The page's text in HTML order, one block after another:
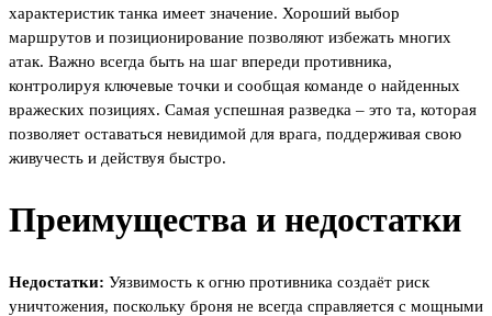
характеристик танка имеет значение. Хороший выбор
маршрутов и позиционирование позволяют избежать многих
атак. Важно всегда быть на шаг впереди противника,
контролируя ключевые точки и сообщая команде о найденных
вражеских позициях. Самая успешная разведка – это та, которая
позволяет оставаться невидимой для врага, поддерживая свою
живучесть и действуя быстро.
Преимущества и недостатки
Недостатки: Уязвимость к огню противника создаёт риск
уничтожения, поскольку броня не всегда справляется с мощными